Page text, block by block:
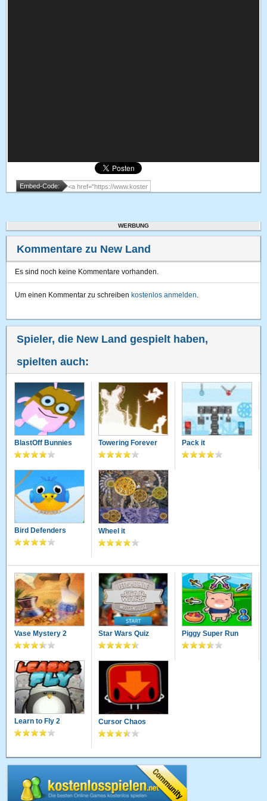
Embed-Code:
WERBUNG
Kommentare zu New Land
Es sind noch keine Kommentare vorhanden.
Um einen Kommentar zu schreiben kostenlos anmelden.
Spieler, die New Land gespielt haben,
spielten auch:
BlastOff Bunnies Towering Forever Pack it
Bird Defenders Wheel it
Vase Mystery 2 Star Wars Quiz Piggy Super Run
Learn to Fly 2 Cursor Chaos